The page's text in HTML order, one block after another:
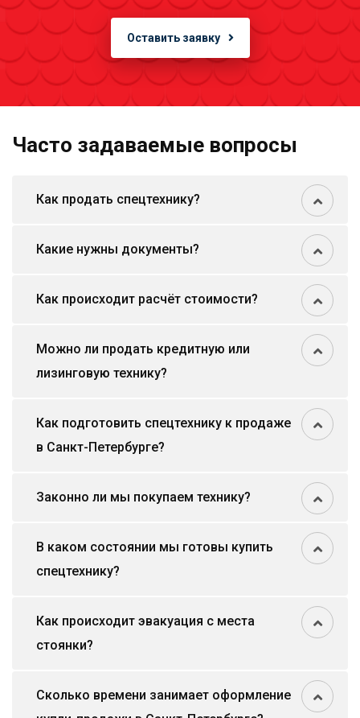
Оставить заявку
Часто задаваемые вопросы
Как продать спецтехнику?
Какие нужны документы?
Как происходит расчёт стоимости?
Можно ли продать кредитную или
лизинговую технику?
Как подготовить спецтехнику к продаже
в Санкт-Петербурге?
Законно ли мы покупаем технику?
В каком состоянии мы готовы купить
спецтехнику?
Как происходит эвакуация с места
стоянки?
Сколько времени занимает оформление